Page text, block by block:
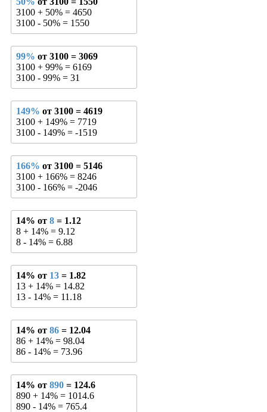
3100 + 50% = 4650
3100 - 50% = 1550
99% от 3100 = 3069
3100 + 99% = 6169
3100 - 99% = 31
149% от 3100 = 4619
3100 + 149% = 7719
3100 - 149% = -1519
166% от 3100 = 5146
3100 + 166% = 8246
3100 - 166% = -2046
14% от 8 = 1.12
8 + 14% = 9.12
8 - 14% = 6.88
14% от 13 = 1.82
13 + 14% = 14.82
13 - 14% = 11.18
14% от 86 = 12.04
86 + 14% = 98.04
86 - 14% = 73.96
14% от 890 = 124.6
890 + 14% = 1014.6
890 - 14% = 765.4